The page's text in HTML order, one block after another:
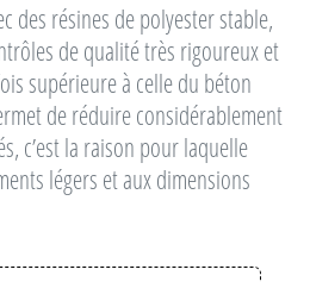
des résines de polyester stable,
de qualité très rigoureux et
supérieure à celle du béton
de réduire considérablement
c’est la raison pour laquelle
légers et aux dimensions